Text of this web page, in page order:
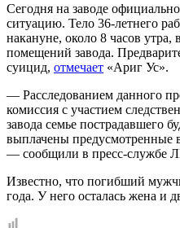
Сегодня на заводе
ситуацию. Тело 36-летнего
накануне, около 8 часов
помещений завода.
суицид, отмечает «Ариг Ус».
— Расследованием данного
комиссия с участием
завода семье пострадавшего
выплачены предусмотренные
— сообщили в пресс-службе
Известно, что погибший
года. У него осталась жена и